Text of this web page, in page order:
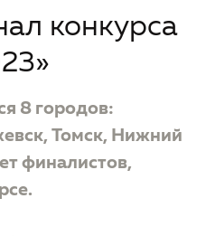
конкурса
8 городов:
Томск, Нижний
финалистов,